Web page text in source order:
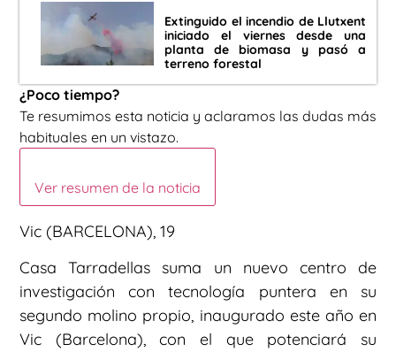
Extinguido el incendio de Llutxent
iniciado el viernes desde una
planta de biomasa y pasó a
terreno forestal
¿Poco tiempo?
Te resumimos esta noticia y aclaramos las dudas más
habituales en un vistazo.
Ver resumen de la noticia
Vic (BARCELONA), 19
Casa Tarradellas suma un nuevo centro de
investigación con tecnología puntera en su
segundo molino propio, inaugurado este año en
Vic (Barcelona), con el que potenciará su